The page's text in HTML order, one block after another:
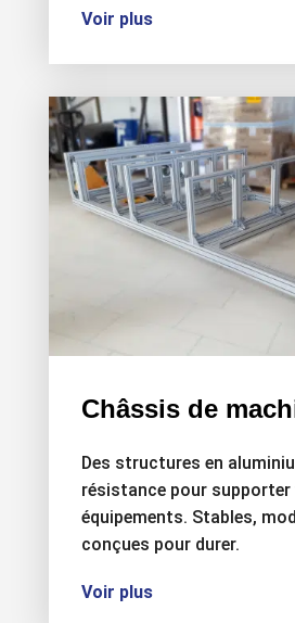
Voir plus
Châssis de
Des structures en
résistance pour supporter
équipements. Stables,
conçues pour durer.
Voir plus